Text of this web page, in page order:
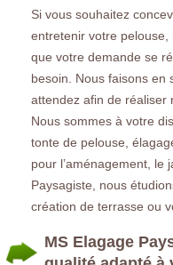
Si vous souhaitez
entretenir votre pelouse,
que votre demande se
besoin. Nous faisons en
attendez afin de réaliser
Nous sommes à votre
tonte de pelouse,
pour l’aménagement, le
Paysagiste, nous
création de terrasse ou
MS Elagage